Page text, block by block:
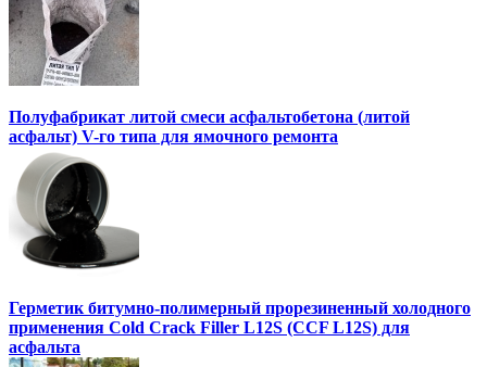
Полуфабрикат литой смеси асфальтобетона (литой
асфальт) V-го типа для ямочного ремонта
Герметик битумно-полимерный прорезиненный холодного
применения Cold Crack Filler L12S (ССF L12S) для
асфальта